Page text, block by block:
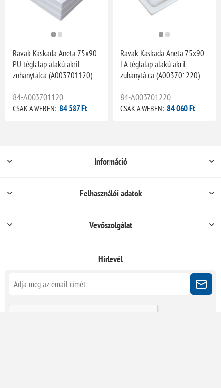
Ravak Kaskada Aneta 75x90
PU téglalap alakú akril
zuhanytálca (A003701120)
84-A003701120
CSAK A WEBEN: 84 587 Ft
Ravak Kaskada Aneta 75x90
LA téglalap alakú akril
zuhanytálca (A003701220)
84-A003701220
CSAK A WEBEN: 84 060 Ft
Információ
Felhasználói adatok
Vevőszolgálat
Hírlevél